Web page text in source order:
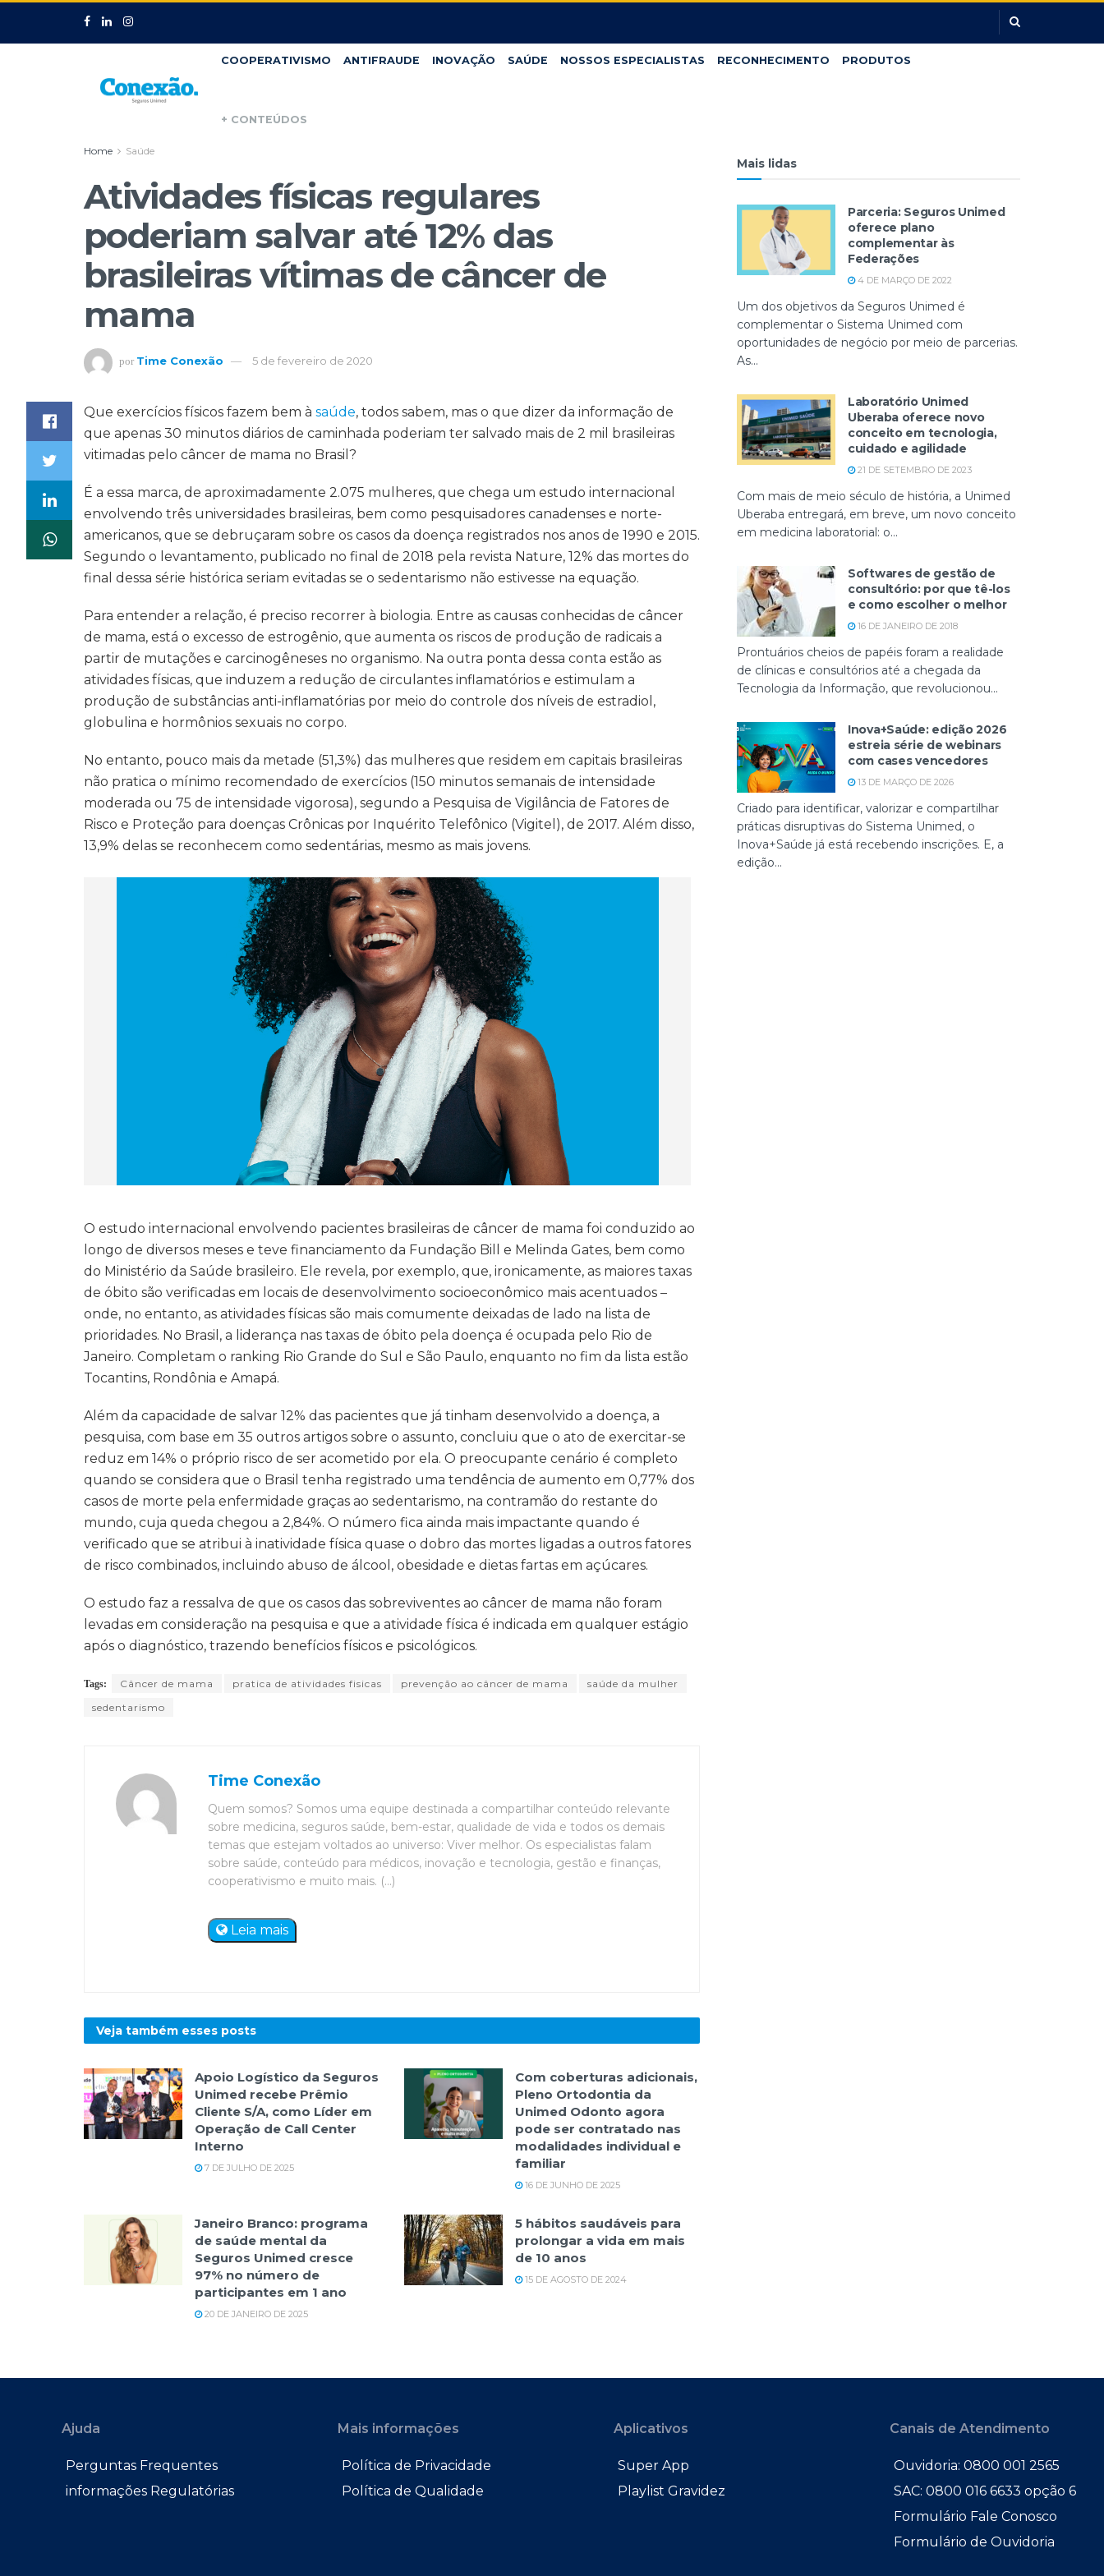
COOPERATIVISMO ANTIFRAUDE INOVAÇÃO SAÚDE NOSSOS ESPECIALISTAS RECONHECIMENTO PRODUTOS
+ CONTEÚDOS
Home Saúde
Atividades físicas regulares
poderiam salvar até 12% das
brasileiras vítimas de câncer de
mama
por Time Conexão 5 de fevereiro de 2020
Que exercícios físicos fazem bem à saúde, todos sabem, mas o que dizer da informação de
que apenas 30 minutos diários de caminhada poderiam ter salvado mais de 2 mil brasileiras
vitimadas pelo câncer de mama no Brasil?
É a essa marca, de aproximadamente 2.075 mulheres, que chega um estudo internacional
envolvendo três universidades brasileiras, bem como pesquisadores canadenses e norte-
americanos, que se debruçaram sobre os casos da doença registrados nos anos de 1990 e 2015.
Segundo o levantamento, publicado no final de 2018 pela revista Nature, 12% das mortes do
final dessa série histórica seriam evitadas se o sedentarismo não estivesse na equação.
Para entender a relação, é preciso recorrer à biologia. Entre as causas conhecidas de câncer
de mama, está o excesso de estrogênio, que aumenta os riscos de produção de radicais a
partir de mutações e carcinogêneses no organismo. Na outra ponta dessa conta estão as
atividades físicas, que induzem a redução de circulantes inflamatórios e estimulam a
produção de substâncias anti-inflamatórias por meio do controle dos níveis de estradiol,
globulina e hormônios sexuais no corpo.
No entanto, pouco mais da metade (51,3%) das mulheres que residem em capitais brasileiras
não pratica o mínimo recomendado de exercícios (150 minutos semanais de intensidade
moderada ou 75 de intensidade vigorosa), segundo a Pesquisa de Vigilância de Fatores de
Risco e Proteção para doenças Crônicas por Inquérito Telefônico (Vigitel), de 2017. Além disso,
13,9% delas se reconhecem como sedentárias, mesmo as mais jovens.
O estudo internacional envolvendo pacientes brasileiras de câncer de mama foi conduzido ao
longo de diversos meses e teve financiamento da Fundação Bill e Melinda Gates, bem como
do Ministério da Saúde brasileiro. Ele revela, por exemplo, que, ironicamente, as maiores taxas
de óbito são verificadas em locais de desenvolvimento socioeconômico mais acentuados –
onde, no entanto, as atividades físicas são mais comumente deixadas de lado na lista de
prioridades. No Brasil, a liderança nas taxas de óbito pela doença é ocupada pelo Rio de
Janeiro. Completam o ranking Rio Grande do Sul e São Paulo, enquanto no fim da lista estão
Tocantins, Rondônia e Amapá.
Além da capacidade de salvar 12% das pacientes que já tinham desenvolvido a doença, a
pesquisa, com base em 35 outros artigos sobre o assunto, concluiu que o ato de exercitar-se
reduz em 14% o próprio risco de ser acometido por ela. O preocupante cenário é completo
quando se considera que o Brasil tenha registrado uma tendência de aumento em 0,77% dos
casos de morte pela enfermidade graças ao sedentarismo, na contramão do restante do
mundo, cuja queda chegou a 2,84%. O número fica ainda mais impactante quando é
verificado que se atribui à inatividade física quase o dobro das mortes ligadas a outros fatores
de risco combinados, incluindo abuso de álcool, obesidade e dietas fartas em açúcares.
O estudo faz a ressalva de que os casos das sobreviventes ao câncer de mama não foram
levadas em consideração na pesquisa e que a atividade física é indicada em qualquer estágio
após o diagnóstico, trazendo benefícios físicos e psicológicos.
Tags: Câncer de mama pratica de atividades fisicas prevenção ao câncer de mama
saúde da mulher
sedentarismo
Time Conexão
Quem somos? Somos uma equipe destinada a compartilhar conteúdo relevante
sobre medicina, seguros saúde, bem-estar, qualidade de vida e todos os demais
temas que estejam voltados ao universo: Viver melhor. Os especialistas falam
sobre saúde, conteúdo para médicos, inovação e tecnologia, gestão e finanças,
cooperativismo e muito mais. (...)
Leia mais
Veja também esses posts
Apoio Logístico da Seguros
Unimed recebe Prêmio
Cliente S/A, como Líder em
Operação de Call Center
Interno
7 DE JULHO DE 2025
Com coberturas adicionais,
Pleno Ortodontia da
Unimed Odonto agora
pode ser contratado nas
modalidades individual e
familiar
16 DE JUNHO DE 2025
Janeiro Branco: programa
de saúde mental da
Seguros Unimed cresce
97% no número de
participantes em 1 ano
20 DE JANEIRO DE 2025
5 hábitos saudáveis para
prolongar a vida em mais
de 10 anos
15 DE AGOSTO DE 2024
Mais lidas
Parceria: Seguros Unimed
oferece plano
complementar às
Federações
4 DE MARÇO DE 2022
Um dos objetivos da Seguros Unimed é
complementar o Sistema Unimed com
oportunidades de negócio por meio de parcerias.
As...
Laboratório Unimed
Uberaba oferece novo
conceito em tecnologia,
cuidado e agilidade
21 DE SETEMBRO DE 2023
Com mais de meio século de história, a Unimed
Uberaba entregará, em breve, um novo conceito
em medicina laboratorial: o...
Softwares de gestão de
consultório: por que tê-los
e como escolher o melhor
16 DE JANEIRO DE 2018
Prontuários cheios de papéis foram a realidade
de clínicas e consultórios até a chegada da
Tecnologia da Informação, que revolucionou...
Inova+Saúde: edição 2026
estreia série de webinars
com cases vencedores
13 DE MARÇO DE 2026
Criado para identificar, valorizar e compartilhar
práticas disruptivas do Sistema Unimed, o
Inova+Saúde já está recebendo inscrições. E, a
edição...
Ajuda
Perguntas Frequentes
informações Regulatórias
Mais informações
Política de Privacidade
Política de Qualidade
Aplicativos
Super App
Playlist Gravidez
Canais de Atendimento
Ouvidoria: 0800 001 2565
SAC: 0800 016 6633 opção 6
Formulário Fale Conosco
Formulário de Ouvidoria